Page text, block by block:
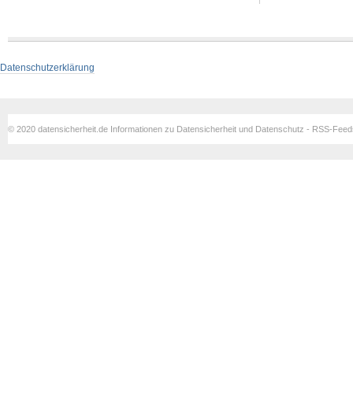
Datenschutzerklärung
© 2020 datensicherheit.de Informationen zu Datensicherheit und Datenschutz - RSS-